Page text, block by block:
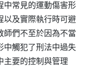
中常見的運動傷害形
以及實際執行時可避
師們不至於因為不當
中觸犯了刑法中過失
主要的控制與管理